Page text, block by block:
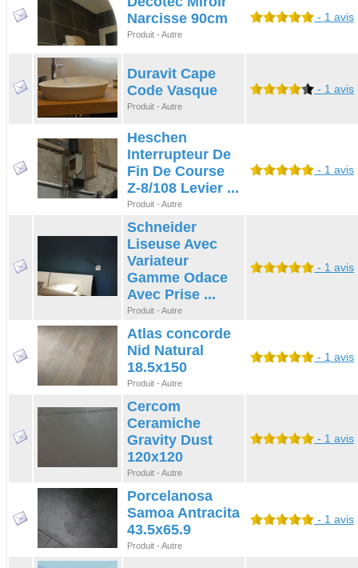
Narcisse 90cm
Produit - Autre
- 1 avis
Duravit Cape
Code Vasque
Produit - Autre
- 1 avis
Heschen
Interrupteur De
Fin De Course
Z-8/108 Levier ...
Produit - Autre
- 1 avis
Schneider
Liseuse Avec
Variateur
Gamme Odace
Avec Prise ...
Produit - Autre
- 1 avis
Atlas concorde
Nid Natural
18.5x150
Produit - Autre
- 1 avis
Cercom
Ceramiche
Gravity Dust
120x120
Produit - Autre
- 1 avis
Porcelanosa
Samoa Antracita
43.5x65.9
Produit - Autre
- 1 avis